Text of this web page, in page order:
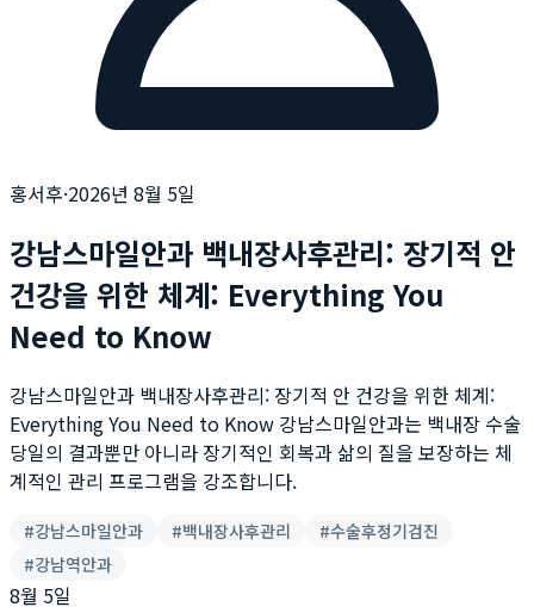
홍서후·2026년 8월 5일
강남스마일안과 백내장사후관리: 장기적 안
건강을 위한 체계: Everything You
Need to Know
강남스마일안과 백내장사후관리: 장기적 안 건강을 위한 체계:
Everything You Need to Know 강남스마일안과는 백내장 수술
당일의 결과뿐만 아니라 장기적인 회복과 삶의 질을 보장하는 체
계적인 관리 프로그램을 강조합니다.
#강남스마일안과 #백내장사후관리 #수술후정기검진
#강남역안과
8월 5일